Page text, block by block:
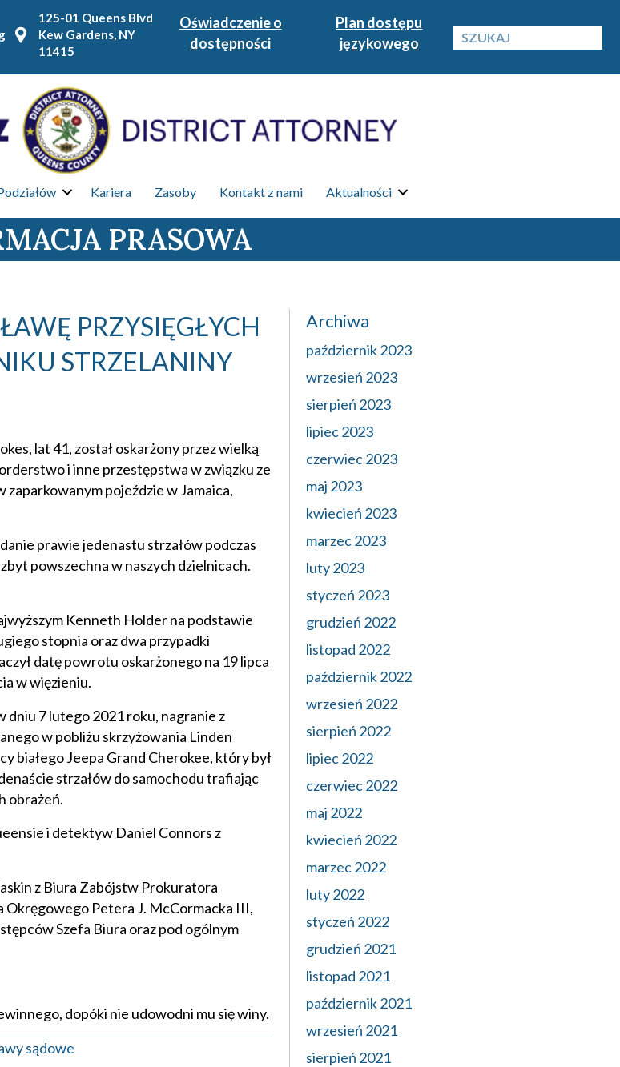
125-01 Queens Blvd
Kew Gardens, NY
11415
Oświadczenie o
dostępności
Plan dostępu
językowego
Kariera Zasoby Kontakt z nami Aktualności
PRASOWA
PRZYSIĘGŁYCH
STRZELANINY
lat 41, został oskarżony przez wielką
i inne przestępstwa w związku ze
pojeździe w Jamaica,
prawie jedenastu strzałów podczas
powszechna w naszych dzielnicach.
Kenneth Holder na podstawie
stopnia oraz dwa przypadki
datę powrotu oskarżonego na 19 lipca
w więzieniu.
dniu 7 lutego 2021 roku, nagranie z
w pobliżu skrzyżowania Linden
białego Jeepa Grand Cherokee, który był
strzałów do samochodu trafiając
obrażeń.
i detektyw Daniel Connors z
z Biura Zabójstw Prokuratora
Petera J. McCormacka III,
Szefa Biura oraz pod ogólnym
dopóki nie udowodni mu się winy.
sądowe
Archiwa
październik 2023
wrzesień 2023
sierpień 2023
lipiec 2023
czerwiec 2023
maj 2023
kwiecień 2023
marzec 2023
luty 2023
styczeń 2023
grudzień 2022
listopad 2022
październik 2022
wrzesień 2022
sierpień 2022
lipiec 2022
czerwiec 2022
maj 2022
kwiecień 2022
marzec 2022
luty 2022
styczeń 2022
grudzień 2021
listopad 2021
październik 2021
wrzesień 2021
sierpień 2021